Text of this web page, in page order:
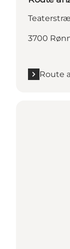
3700
Route